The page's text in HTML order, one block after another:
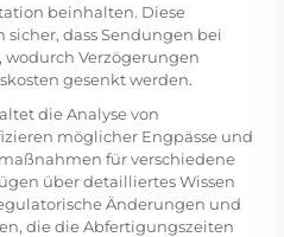
beinhalten. Diese
dass Sendungen bei
Verzögerungen
gesenkt werden.
die Analyse von
möglicher Engpässe und
für verschiedene
über detailliertes Wissen
Änderungen und
die die Abfertigungszeiten